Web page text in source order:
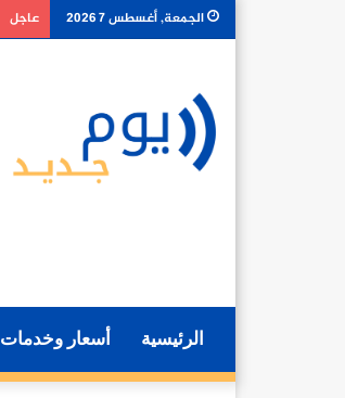
الجمعة, أغسطس 7 2026 عاجل
الرئيسية أسعار وخدمات